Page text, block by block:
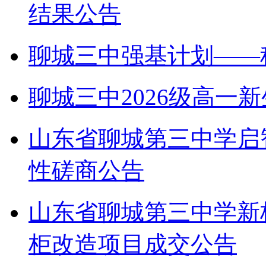
结果公告
聊城三中强基计划——
聊城三中2026级高一
山东省聊城第三中学
性磋商公告
山东省聊城第三中学
柜改造项目成交公告